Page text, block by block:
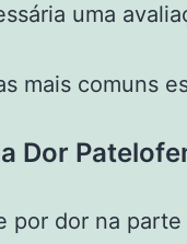
uma
mais comuns
Dor
por dor na